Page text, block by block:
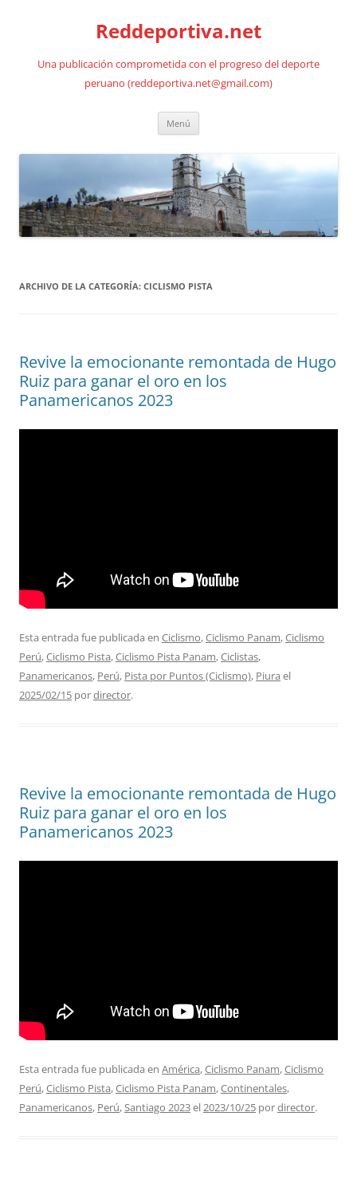
Reddeportiva.net
Una publicación comprometida con el progreso del deporte
peruano (reddeportiva.net@gmail.com)
Menú
ARCHIVO DE LA CATEGORÍA: CICLISMO PISTA
Revive la emocionante remontada de Hugo
Ruiz para ganar el oro en los
Panamericanos 2023
Esta entrada fue publicada en Ciclismo,Ciclismo Panam,Ciclismo
Perú,Ciclismo Pista,Ciclismo Pista Panam,Ciclistas,
Panamericanos, Perú, Pista por Puntos (Ciclismo), Piura el
2025/02/15 pordirector.
Revive la emocionante remontada de Hugo
Ruiz para ganar el oro en los
Panamericanos 2023
Esta entrada fue publicada en América,Ciclismo Panam,Ciclismo
Perú,Ciclismo Pista,Ciclismo Pista Panam,Continentales,
Panamericanos, Perú,Santiago 2023el2023/10/25 pordirector.